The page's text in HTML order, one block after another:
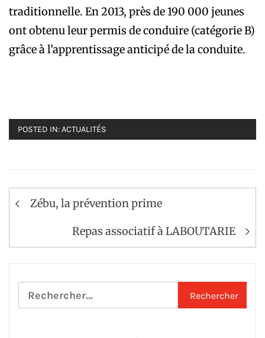
traditionnelle. En 2013, près de 190 000 jeunes
ont obtenu leur permis de conduire (catégorie B)
grâce à l’apprentissage anticipé de la conduite.
POSTED IN:ACTUALITÉS
Navigation
Zébu, la prévention prime
Repas associatif à LABOUTARIE
Rechercher :